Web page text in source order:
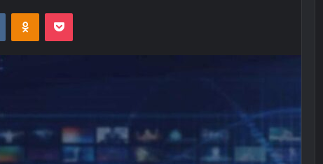
VKontakteOdnoklassniki
Pocket